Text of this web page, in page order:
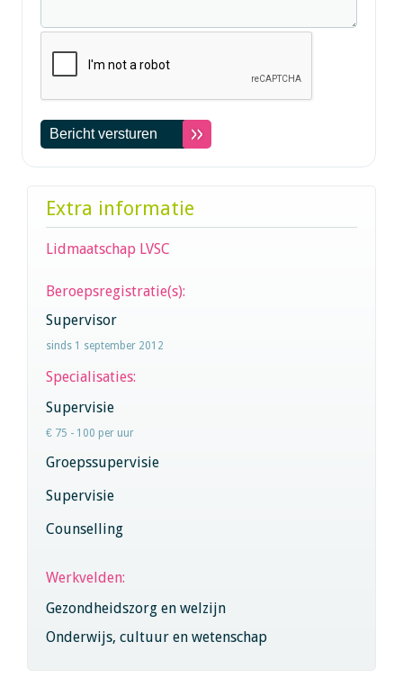
Extra informatie
Lidmaatschap LVSC
Beroepsregistratie(s):
Supervisor
sinds 1 september 2012
Specialisaties:
Supervisie
€ 75 - 100 per uur
Groepssupervisie
Supervisie
Counselling
Werkvelden:
Gezondheidszorg en welzijn
Onderwijs, cultuur en wetenschap